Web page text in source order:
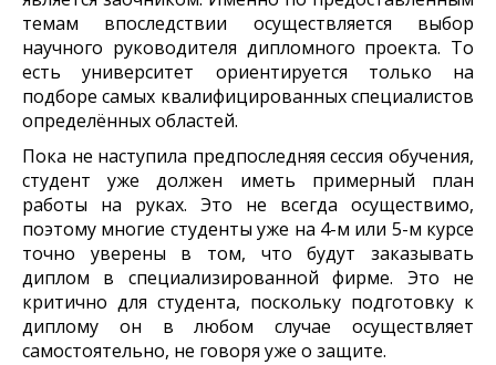
темам впоследствии осуществляется выбор
научного руководителя дипломного проекта. То
есть университет ориентируется только на
подборе самых квалифицированных специалистов
определённых областей.
Пока не наступила предпоследняя сессия обучения,
студент уже должен иметь примерный план
работы на руках. Это не всегда осуществимо,
поэтому многие студенты уже на 4-м или 5-м курсе
точно уверены в том, что будут заказывать
диплом в специализированной фирме. Это не
критично для студента, поскольку подготовку к
диплому он в любом случае осуществляет
самостоятельно, не говоря уже о защите.